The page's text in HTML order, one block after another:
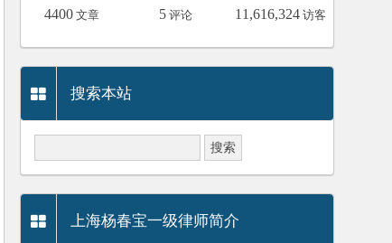
4400 文章 5 评论 11,616,324 访客
搜索本站
上海杨春宝一级律师简介